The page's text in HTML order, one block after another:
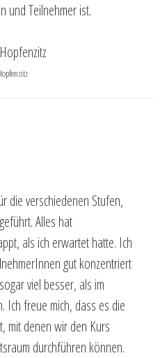
und Teilnehmer ist.
die verschiedenen Stufen,
Alles hat
als ich erwartet hatte. Ich
gut konzentriert
viel besser, als im
Ich freue mich, dass es die
mit denen wir den Kurs
durchführen können.